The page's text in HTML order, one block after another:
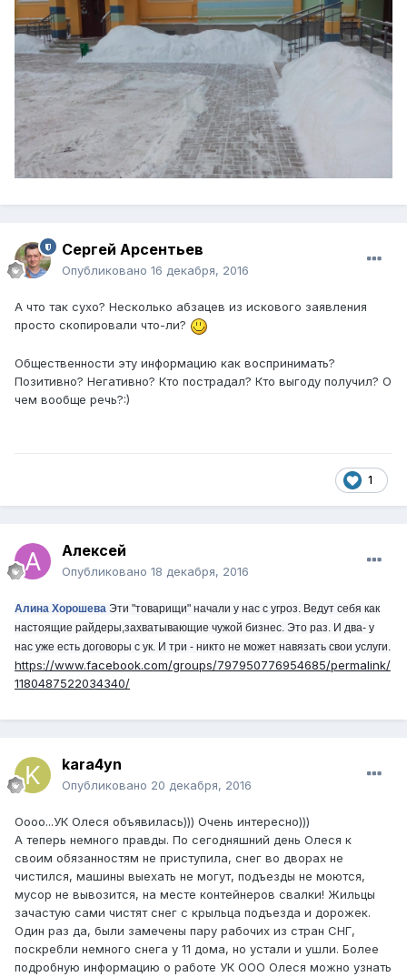
Сергей Арсентьев
Опубликовано 16 декабря, 2016
А что так сухо? Несколько абзацев из искового заявления
просто скопировали что-ли?
Общественности эту информацию как воспринимать?
Позитивно? Негативно? Кто пострадал? Кто выгоду получил? О
чем вообще речь?:)
1
Алексей
Опубликовано 18 декабря, 2016
Алина Хорошева Эти "товарищи" начали у нас с угроз. Ведут себя как
настоящие райдеры,захватывающие чужой бизнес. Это раз. И два- у
нас уже есть договоры с ук. И три - никто не может навязать свои услуги.
https://www.facebook.com/groups/797950776954685/permalink/
1180487522034340/
kara4yn
Опубликовано 20 декабря, 2016
Оооо...УК Олеся объявилась))) Очень интересно)))
А теперь немного правды. По сегодняшний день Олеся к
своим обязанностям не приступила, снег во дворах не
чистился, машины выехать не могут, подъезды не моются,
мусор не вывозится, на месте контейнеров свалки! Жильцы
зачастую сами чистят снег с крыльца подъезда и дорожек.
Один раз да, были замечены пару рабочих из стран СНГ,
поскребли немного снега у 11 дома, но устали и ушли. Более
подробную информацию о работе УК ООО Олеся можно узнать